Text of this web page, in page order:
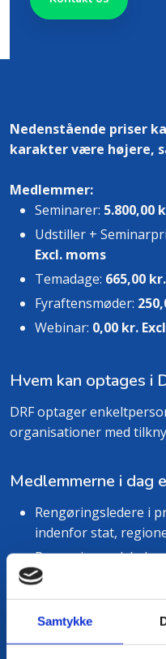
Samtykke
Nedenstående priser
karakter være højere,
Medlemmer:
Seminarer: 5.800,00
Udstiller +
Excl. moms
Temadage: 665,00​
Fyraftensmøder:
​Webinar: 0,00 kr.
Hvem kan optages i
DRF optager
organisationer med
Medlemmerne i dag
Rengøringsledere i
indenfor stat,
Uddannelsescentre
Arbejdsgivere og
Rådgivere og